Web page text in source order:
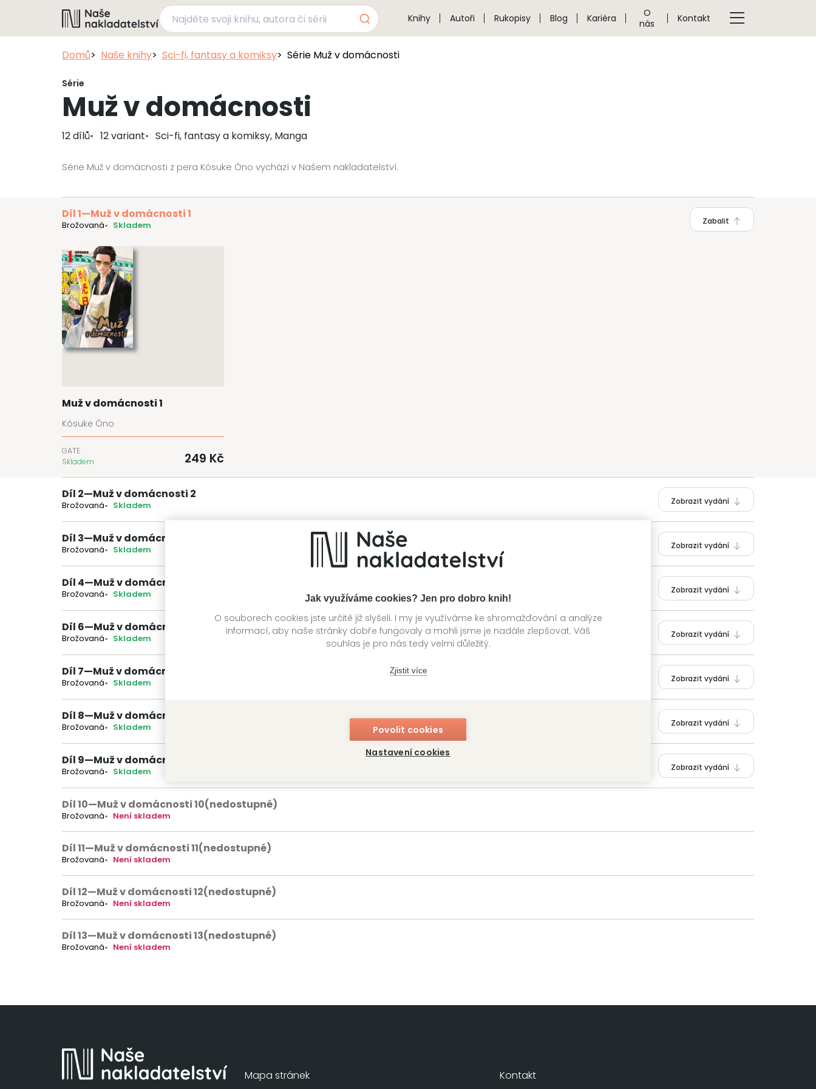
Jak využíváme cookies? Jen pro dobro knih!
O souborech cookies jste určitě již slyšeli. I my je využíváme ke shromažďování a analýze
informací, aby naše stránky dobře fungovaly a mohli jsme je nadále zlepšovat. Váš
souhlas je pro nás tedy velmi důležitý.
Zjistit více
Povolit cookies
Nastavení cookies
Knihy Autoři Rukopisy Blog Kariéra
O
nás
Kontakt
Domů Naše knihy Sci-fi, fantasy a komiksy Série Muž v domácnosti
Série
Muž v domácnosti
12 dílů 12 variant Sci-fi, fantasy a komiksy, Manga
Série Muž v domácnosti z pera Kósuke Óno vychází v Našem nakladatelství.
Díl 1—Muž v domácnosti 1
Brožovaná Skladem Zabalit
Muž v domácnosti 1
Kósuke Óno
GATE
Skladem
249 Kč
Díl 2—Muž v domácnosti 2
Brožovaná Skladem Zobrazit vydání
Díl 3—Muž v domácnosti 3
Brožovaná Skladem Zobrazit vydání
Díl 4—Muž v domácnosti 4
Brožovaná Skladem Zobrazit vydání
Díl 6—Muž v domácnosti 6
Brožovaná Skladem Zobrazit vydání
Díl 7—Muž v domácnosti 7
Brožovaná Skladem Zobrazit vydání
Díl 8—Muž v domácnosti 8
Brožovaná Skladem Zobrazit vydání
Díl 9—Muž v domácnosti 9
Brožovaná Skladem Zobrazit vydání
Díl 10—Muž v domácnosti 10(nedostupné)
Brožovaná Není skladem
Díl 11—Muž v domácnosti 11(nedostupné)
Brožovaná Není skladem
Díl 12—Muž v domácnosti 12(nedostupné)
Brožovaná Není skladem
Díl 13—Muž v domácnosti 13(nedostupné)
Brožovaná Není skladem
Mapa stránek Kontakt